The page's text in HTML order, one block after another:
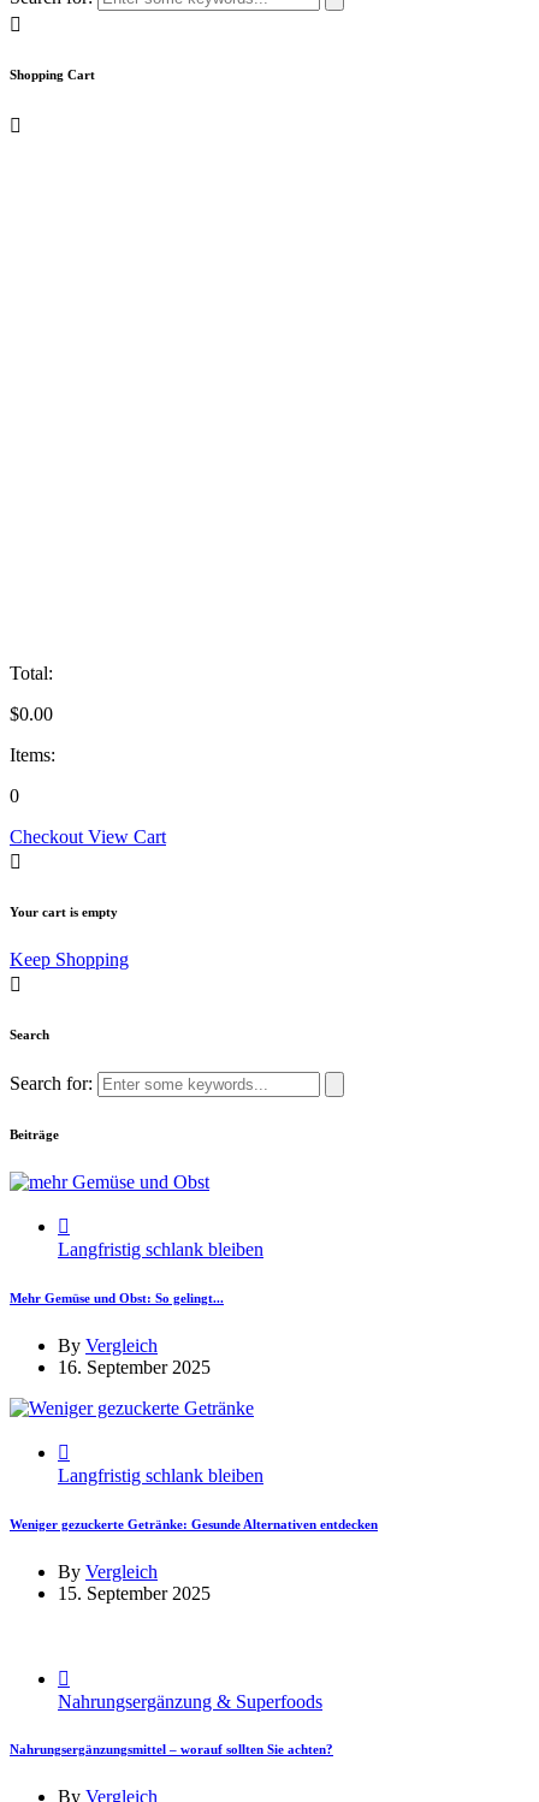
Shopping Cart
Total:
$0.00
Items:
0
Checkout View Cart
Your cart is empty
Keep Shopping
Search
Search for:
Beiträge
Langfristig schlank bleiben
Mehr Gemüse und Obst: So gelingt...
By Vergleich
16. September 2025
Langfristig schlank bleiben
Weniger gezuckerte Getränke: Gesunde Alternativen entdecken
By Vergleich
15. September 2025
Nahrungsergänzung & Superfoods
Nahrungsergänzungsmittel – worauf sollten Sie achten?
By Vergleich